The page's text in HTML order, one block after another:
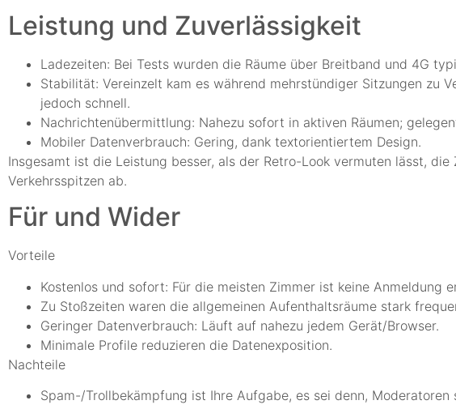
Leistung und Zuverlässigkeit
Ladezeiten: Bei Tests wurden die Räume über Breitband und 4G
Stabilität: Vereinzelt kam es während mehrstündiger Sitzungen zu
jedoch schnell.
Nachrichtenübermittlung: Nahezu sofort in aktiven Räumen;
Mobiler Datenverbrauch: Gering, dank textorientiertem Design.
Insgesamt ist die Leistung besser, als der Retro-Look vermuten lässt,
Verkehrsspitzen ab.
Für und Wider
Vorteile
Kostenlos und sofort: Für die meisten Zimmer ist keine Anmeldung
Zu Stoßzeiten waren die allgemeinen Aufenthaltsräume stark
Geringer Datenverbrauch: Läuft auf nahezu jedem Gerät/Browser.
Minimale Profile reduzieren die Datenexposition.
Nachteile
Spam-/Trollbekämpfung ist Ihre Aufgabe, es sei denn, Moderatoren